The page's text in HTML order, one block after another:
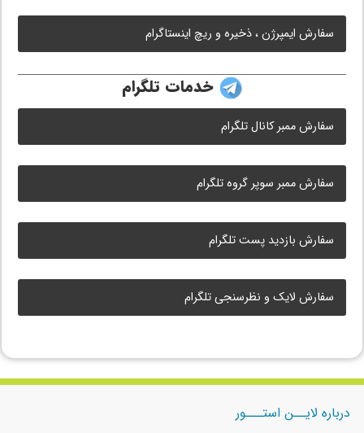
سفارش ایمپرژن ، ذخیره و ریچ اینستاگرام
خدمات تلگرام
سفارش ممبر کانال تلگرام
سفارش ممبر سوپر گروه تلگرام
سفارش بازدید پست تلگرام
سفارش لایک و نظرسنجی تلگرام